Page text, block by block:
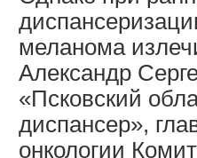
меланома
Александр
«Псковский
диспансер»,
онкологии